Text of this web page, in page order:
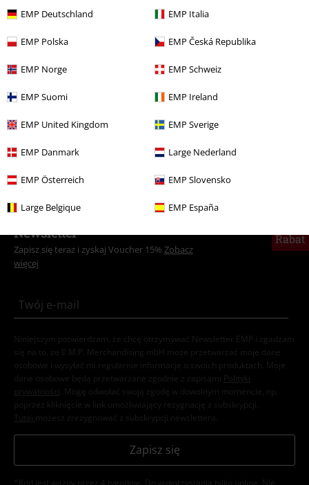
EMP Deutschland EMP Italia
EMP Polska EMP Česká Republika
EMP Norge EMP Schweiz
EMP Suomi EMP Ireland
EMP United Kingdom EMP Sverige
EMP Danmark Large Nederland
EMP Österreich EMP Slovensko
Large Belgique EMP España
Odzież & akcesoria Koszulki
Odzież Koszulki i Topy
Motywy Czarne koszulki
Nowości Koszulki i Topy Koszulki
Wyprzedaż % Koszulki i Topy Koszulki
Rabat
Newsletter
Zapisz się teraz i zyskaj Voucher 15% Zobacz
więcej
Niniejszym potwierdzam, że chcę otrzymywać Newsletter EMP i zgadzam
się na to, że E.M.P. Merchandising mbH może przetwarzać moje dane
osobowe i wysyłać mi regularnie informacje o swoich produktach. Moje
dane osobowe będą przetwarzane zgodnie z zapisami
Polityki
prywatności . Mogę odwołać swoją zgodę w dowolnym momencie, np.
poprzez kliknięcie w link umożliwiający rezygnację z subskrypcji.
Tutaj możesz zrezygnować z subskrypcji newslettera.
Zapisz się